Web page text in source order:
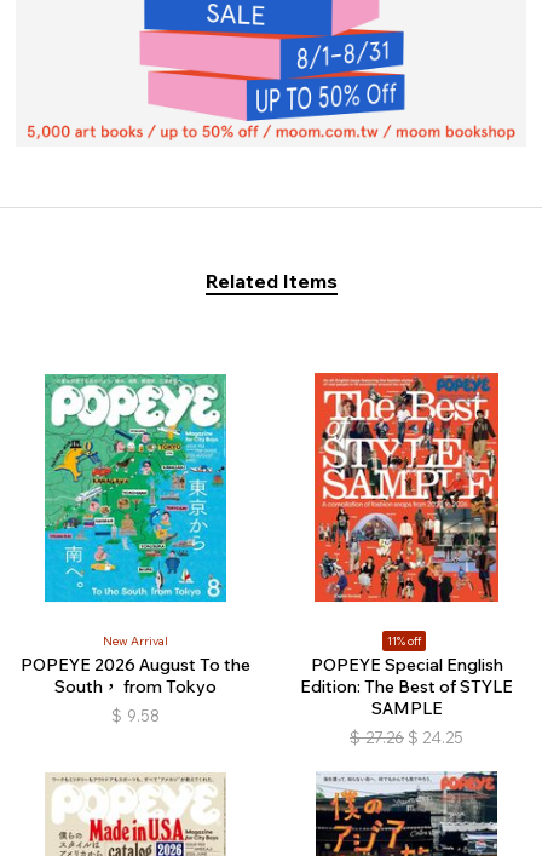
Related Items
New Arrival
POPEYE 2026 August To the
South， from Tokyo
$ 9.58
11% off
POPEYE Special English
Edition: The Best of STYLE
SAMPLE
$ 27.26 $ 24.25